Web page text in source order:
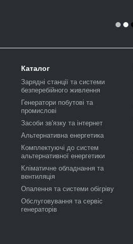
Каталог
Зарядні станції та системи
безперебійного живлення
Генератори побутові та
промислові
Засоби зв'язку та інтернет
Альтернативна енергетика
Комплектуючі до систем
альтернативної енергетики
Кліматичне обладнання та
вентиляція
Опалення та системи обігріву
Обслуговування та сервіс
генераторів